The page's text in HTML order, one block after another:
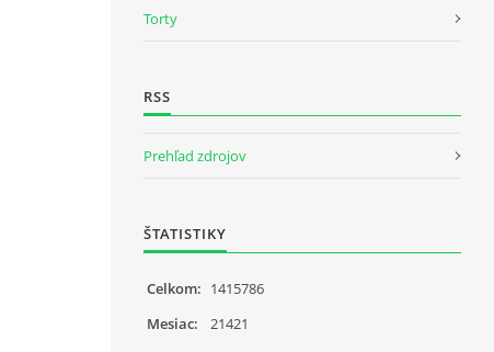
Torty
RSS
Prehľad zdrojov
ŠTATISTIKY
Celkom: 1415786
Mesiac:
21421